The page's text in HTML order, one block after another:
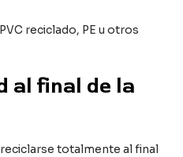
reciclado, PE u otros
al final de la
totalmente al final